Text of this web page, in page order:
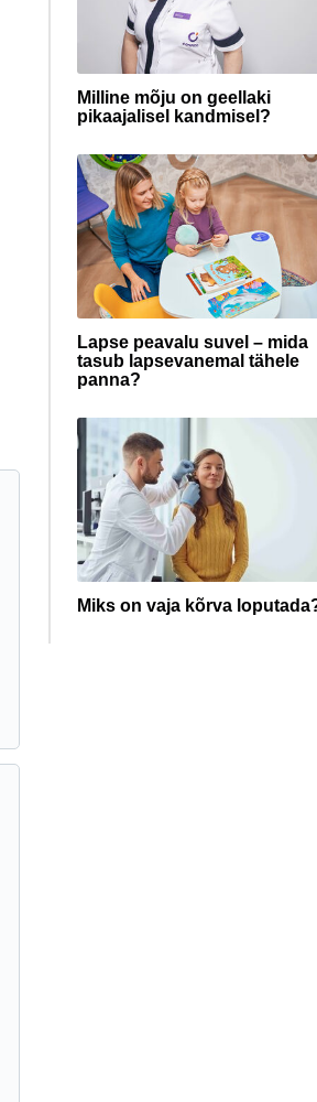
Milline mõju on geellaki
pikaajalisel kandmisel?
Lapse peavalu suvel – mida
tasub lapsevanemal tähele
panna?
Miks on vaja kõrva